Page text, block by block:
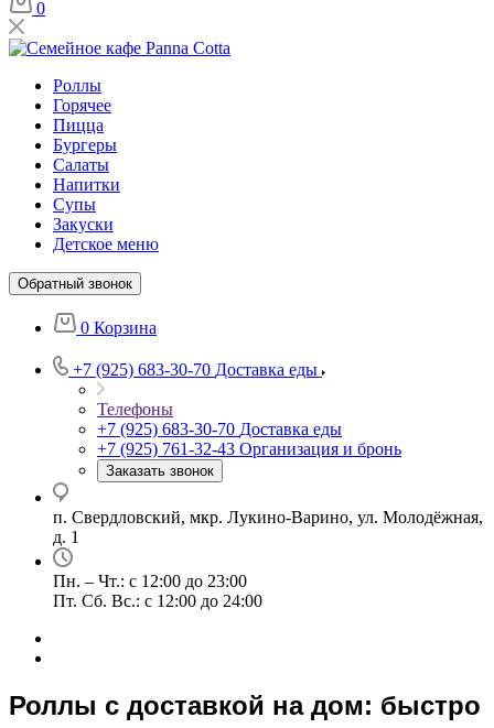
0
Роллы
Горячее
Пицца
Бургеры
Салаты
Напитки
Супы
Закуски
Детское меню
Обратный звонок
0 Корзина
+7 (925) 683-30-70 Доставка еды
Телефоны
+7 (925) 683-30-70 Доставка еды
+7 (925) 761-32-43 Организация и бронь
Заказать звонок
п. Свердловский, мкр. Лукино-Варино, ул. Молодёжная,
д. 1
Пн. – Чт.: с 12:00 до 23:00
Пт. Сб. Вс.: с 12:00 до 24:00
Роллы с доставкой на дом: быстро